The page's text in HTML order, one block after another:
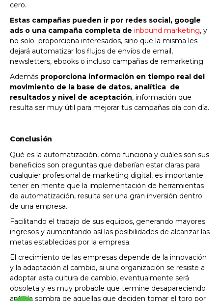
cero.
Estas campañas pueden ir por redes social, google
ads o una campaña completa de inbound marketing, y
no solo proporciona interesados, sino que la misma les
dejará automatizar los flujos de envíos de email,
newsletters, ebooks o incluso campañas de remarketing.
Además proporciona información en tiempo real del
movimiento de la base de datos, analítica de
resultados y nivel de aceptación, información que
resulta ser muy útil para mejorar tus campañas día con día.
Conclusión
Qué es la automatización, cómo funciona y cuáles son sus
beneficios son preguntas que deberían estar claras para
cualquier profesional de marketing digital, es importante
tener en mente que la implementación de herramientas
de automatización, resulta ser una gran inversión dentro
de una empresa.
Facilitando el trabajo de sus equipos, generando mayores
ingresos y aumentando así las posibilidades de alcanzar las
metas establecidas por la empresa.
El crecimiento de las empresas depende de la innovación
y la adaptación al cambio, si una organización se resiste a
adoptar esta cultura de cambio, eventualmente será
obsoleta y es muy probable que termine desapareciendo
ante la sombra de aquellas que deciden tomar el toro por